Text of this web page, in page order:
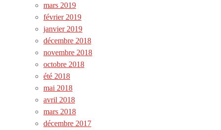
mars 2019
février 2019
janvier 2019
décembre 2018
novembre 2018
octobre 2018
été 2018
mai 2018
avril 2018
mars 2018
décembre 2017